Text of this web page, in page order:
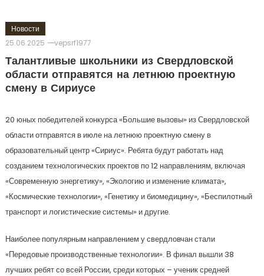
Новости
25.06.2025
vepsrf1977
Талантливые школьники из Свердловской
области отправятся на летнюю проектную
смену в Сириусе
20 юных победителей конкурса «Большие вызовы» из Свердловской
области отправятся в июле на летнюю проектную смену в
образовательный центр «Сириус». Ребята будут работать над
созданием технологических проектов по 12 направлениям, включая
«Современную энергетику», «Экологию и изменение климата»,
«Космические технологии», «Генетику и биомедицину», «Беспилотный
транспорт и логистические системы» и другие.
Наиболее популярным направлением у свердловчан стали
«Передовые производственные технологии». В финал вышли 38
лучших ребят со всей России, среди которых – ученик средней